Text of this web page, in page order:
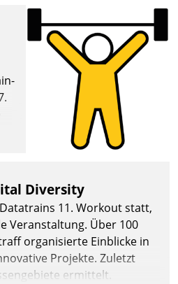
Diversity
11. Workout statt,
Veranstaltung. Über 100
organisierte Einblicke in
Projekte. Zuletzt
ermittelt.